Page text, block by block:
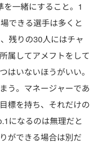
一緒にすること。1
できる選手は多くと
残りの30人にはチャ
属してアメフトをして
はいないほうがいい。
う。マネージャーであ
標を持ち、それだけの
になるのは無理だと
ができる場合は別だ